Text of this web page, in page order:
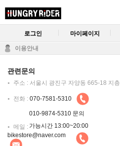
로그인 마이페이지
이용안내
관련문의
주소 : 서울시 광진구 자양동 665-18 지층
전화 : 070-7581-5310
010-9874-5310 문의
가능시간 13:00~20:00
메일 :
bikestore@naver.com